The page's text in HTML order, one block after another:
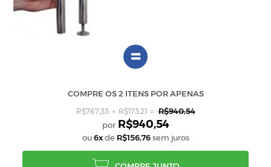
=
COMPRE OS 2 ITENS POR APENAS
R$767,33 R$173,21 R$940,54
R$940,54
ou6xde R$156,76sem juros